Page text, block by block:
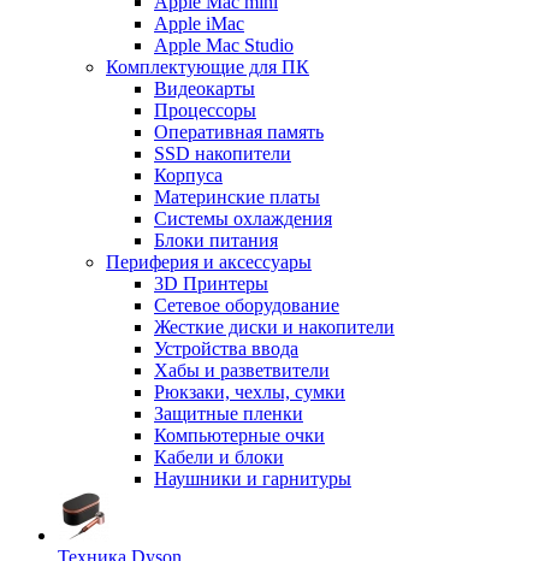
Apple iMac
Apple Mac Studio
Комплектующие для ПК
Видеокарты
Процессоры
Оперативная память
SSD накопители
Корпуса
Материнские платы
Системы охлаждения
Блоки питания
Периферия и аксессуары
3D Принтеры
Сетевое оборудование
Жесткие диски и накопители
Устройства ввода
Хабы и разветвители
Рюкзаки, чехлы, сумки
Защитные пленки
Компьютерные очки
Кабели и блоки
Наушники и гарнитуры
Техника Dyson